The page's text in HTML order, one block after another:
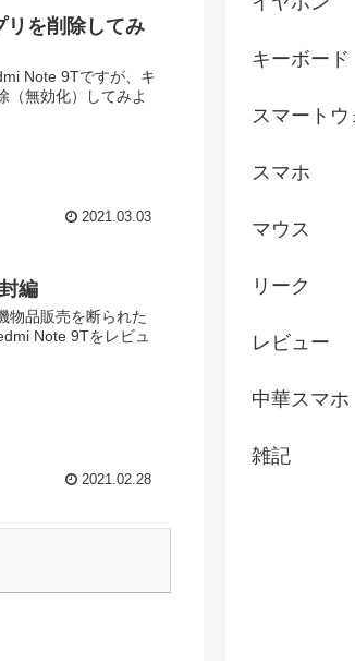
を削除してみ
Note 9Tですが、キ
（無効化）してみよ
2021.03.03
編
物品販売を断られた
Note 9Tをレビュ
2021.02.28
キーボード
スマートウ
スマホ
マウス
リーク
レビュー
中華スマホ
雑記